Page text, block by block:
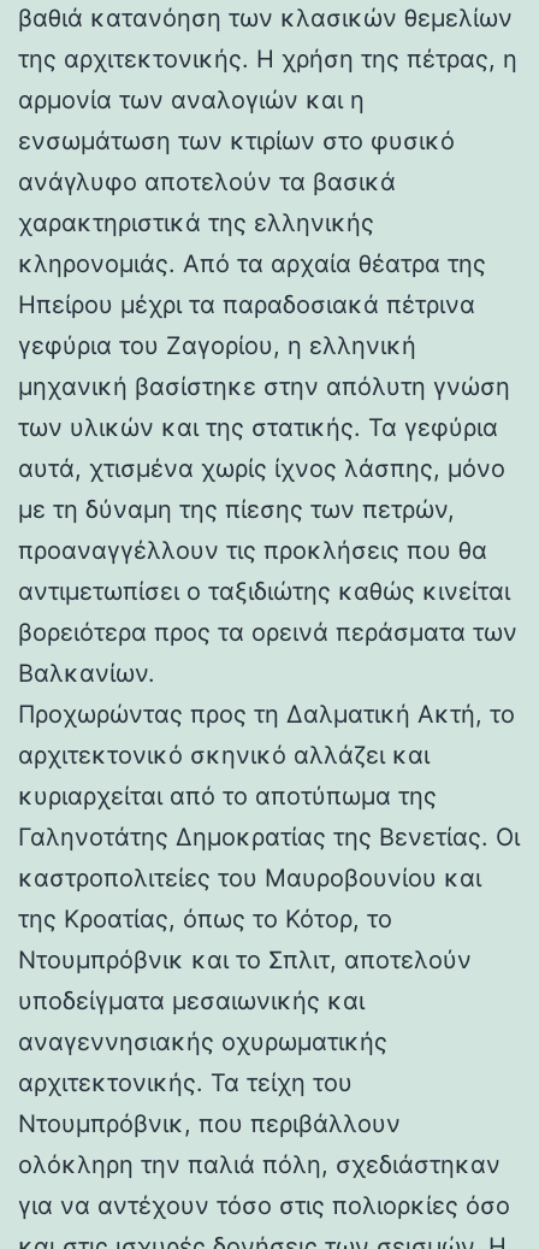
βαθιά κατανόηση των κλασικών θεμελίων
της αρχιτεκτονικής. Η χρήση της πέτρας, η
αρμονία των αναλογιών και η
ενσωμάτωση των κτιρίων στο φυσικό
ανάγλυφο αποτελούν τα βασικά
χαρακτηριστικά της ελληνικής
κληρονομιάς. Από τα αρχαία θέατρα της
Ηπείρου μέχρι τα παραδοσιακά πέτρινα
γεφύρια του Ζαγορίου, η ελληνική
μηχανική βασίστηκε στην απόλυτη γνώση
των υλικών και της στατικής. Τα γεφύρια
αυτά, χτισμένα χωρίς ίχνος λάσπης, μόνο
με τη δύναμη της πίεσης των πετρών,
προαναγγέλλουν τις προκλήσεις που θα
αντιμετωπίσει ο ταξιδιώτης καθώς κινείται
βορειότερα προς τα ορεινά περάσματα των
Βαλκανίων.
Προχωρώντας προς τη Δαλματική Ακτή, το
αρχιτεκτονικό σκηνικό αλλάζει και
κυριαρχείται από το αποτύπωμα της
Γαληνοτάτης Δημοκρατίας της Βενετίας. Οι
καστροπολιτείες του Μαυροβουνίου και
της Κροατίας, όπως το Κότορ, το
Ντουμπρόβνικ και το Σπλιτ, αποτελούν
υποδείγματα μεσαιωνικής και
αναγεννησιακής οχυρωματικής
αρχιτεκτονικής. Τα τείχη του
Ντουμπρόβνικ, που περιβάλλουν
ολόκληρη την παλιά πόλη, σχεδιάστηκαν
για να αντέχουν τόσο στις πολιορκίες όσο